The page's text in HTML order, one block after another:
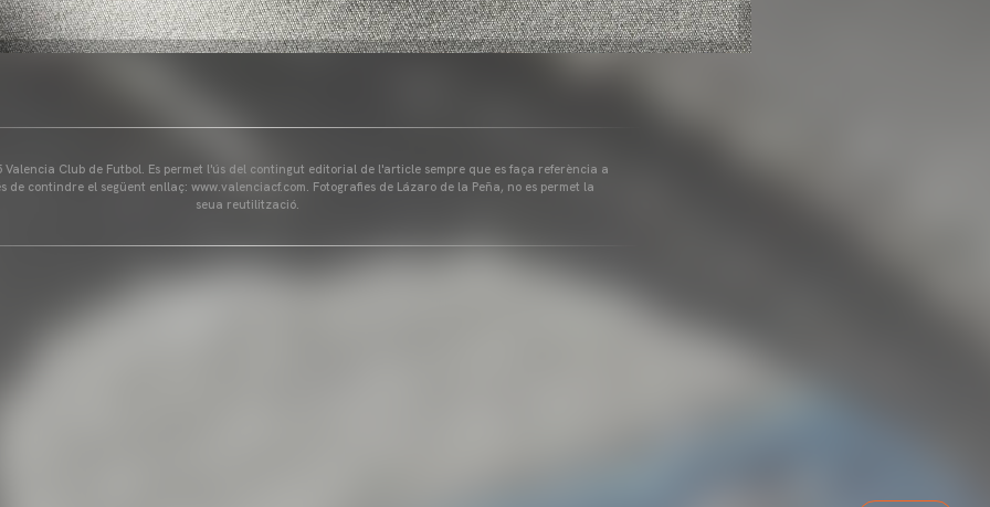
Valencia Club de Futbol. Es permet l'ús del contingut editorial de l'article sempre que es faça referència a
de contindre el següent enllaç: www.valenciacf.com. Fotografies de Lázaro de la Peña, no es permet la
seua reutilització.